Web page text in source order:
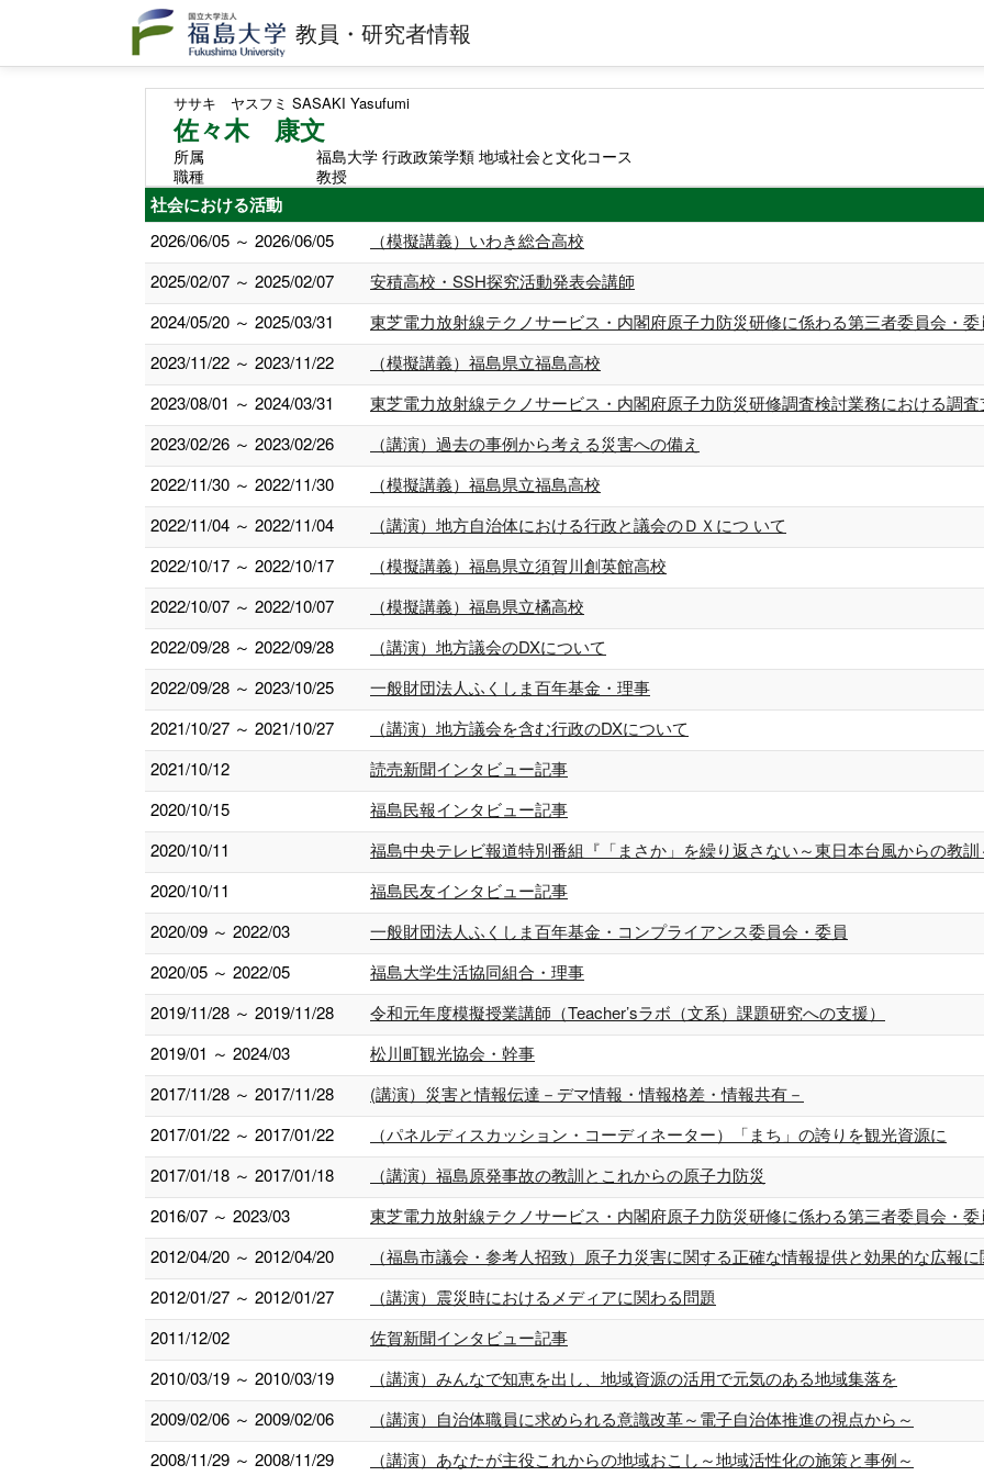
教員・研究者情報
ササキ ヤスフミ SASAKI Yasufumi
佐々木 康文
所属
福島大学 行政政策学類 地域社会と文化コース
職種
教授
社会における活動
2026/06/05 ～ 2026/06/05
（模擬講義）いわき総合高校
2025/02/07 ～ 2025/02/07
安積高校・SSH探究活動発表会講師
2024/05/20 ～ 2025/03/31
東芝電力放射線テクノサービス・内閣府原子力防災研修に係わる第三者委員会・委
2023/11/22 ～ 2023/11/22
（模擬講義）福島県立福島高校
2023/08/01 ～ 2024/03/31
東芝電力放射線テクノサービス・内閣府原子力防災研修調査検討業務における調査
2023/02/26 ～ 2023/02/26
（講演）過去の事例から考える災害への備え
2022/11/30 ～ 2022/11/30
（模擬講義）福島県立福島高校
2022/11/04 ～ 2022/11/04
（講演）地方自治体における行政と議会のＤＸにつ いて
2022/10/17 ～ 2022/10/17
（模擬講義）福島県立須賀川創英館高校
2022/10/07 ～ 2022/10/07
（模擬講義）福島県立橘高校
2022/09/28 ～ 2022/09/28
（講演）地方議会のDXについて
2022/09/28 ～ 2023/10/25
一般財団法人ふくしま百年基金・理事
2021/10/27 ～ 2021/10/27
（講演）地方議会を含む行政のDXについて
2021/10/12
読売新聞インタビュー記事
2020/10/15
福島民報インタビュー記事
2020/10/11
福島中央テレビ報道特別番組『「まさか」を繰り返さない～東日本台風からの教
2020/10/11
福島民友インタビュー記事
2020/09 ～ 2022/03
一般財団法人ふくしま百年基金・コンプライアンス委員会・委員
2020/05 ～ 2022/05
福島大学生活協同組合・理事
2019/11/28 ～ 2019/11/28
令和元年度模擬授業講師（Teacher’sラボ（文系）課題研究への支援）
2019/01 ～ 2024/03
松川町観光協会・幹事
2017/11/28 ～ 2017/11/28
(講演）災害と情報伝達－デマ情報・情報格差・情報共有－
2017/01/22 ～ 2017/01/22
（パネルディスカッション・コーディネーター）「まち」の誇りを観光資源に
2017/01/18 ～ 2017/01/18
（講演）福島原発事故の教訓とこれからの原子力防災
2016/07 ～ 2023/03
東芝電力放射線テクノサービス・内閣府原子力防災研修に係わる第三者委員会・委
2012/04/20 ～ 2012/04/20
（福島市議会・参考人招致）原子力災害に関する正確な情報提供と効果的な広報
2012/01/27 ～ 2012/01/27
（講演）震災時におけるメディアに関わる問題
2011/12/02
佐賀新聞インタビュー記事
2010/03/19 ～ 2010/03/19
（講演）みんなで知恵を出し、地域資源の活用で元気のある地域集落を
2009/02/06 ～ 2009/02/06
（講演）自治体職員に求められる意識改革～電子自治体推進の視点から～
2008/11/29 ～ 2008/11/29
（講演）あなたが主役これからの地域おこし～地域活性化の施策と事例～